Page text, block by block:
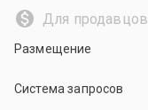
Для продавцов
Размещение
Система запросов